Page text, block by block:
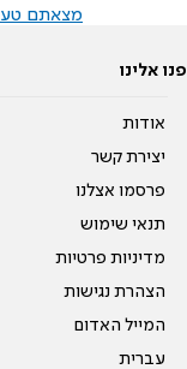
מצאתם
פנו אלינו
אודות
יצירת קשר
פרסמו אצלנו
תנאי שימוש
מדיניות פרטיות
הצהרת נגישות
המייל האדום
עברית